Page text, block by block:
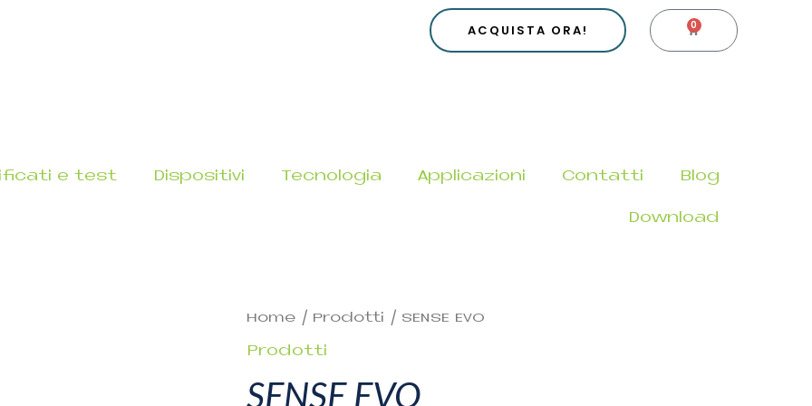
0 CARRELLO
ACQUISTA ORA!
e test Dispositivi Tecnologia Applicazioni Contatti Blog
Download
Home / Prodotti / SENSE EVO
Prodotti
SENSE EVO
SENSE
EVO